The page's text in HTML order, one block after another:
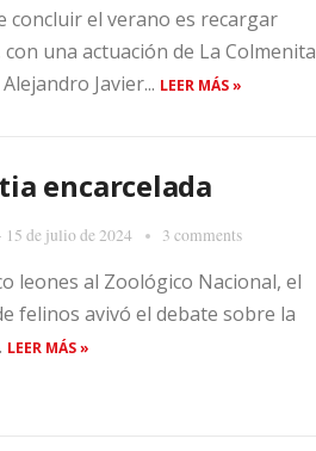
concluir el verano es recargar
una actuación de La Colmenita
Javier... LEER MÁS »
encarcelada
15 de julio de 2024 3 comments
leones al Zoológico Nacional, el
felinos avivó el debate sobre la
LEER MÁS »